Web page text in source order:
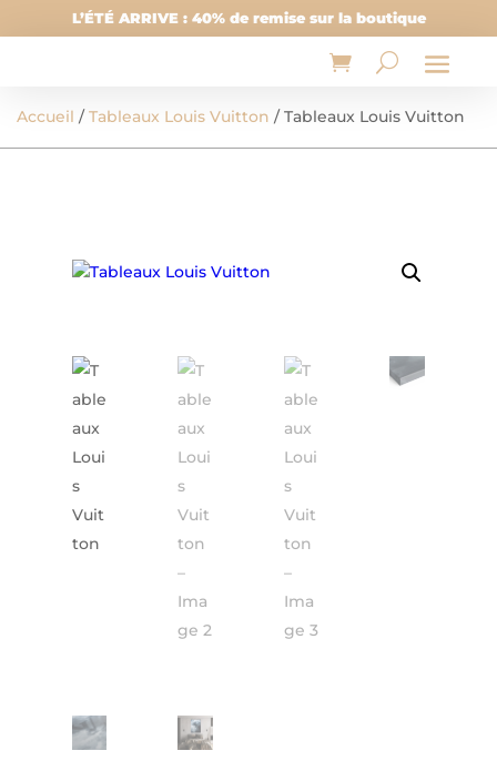
L’ÉTÉ ARRIVE : 40% de remise sur la boutique
Accueil /Tableaux Louis Vuitton / Tableaux Louis Vuitton